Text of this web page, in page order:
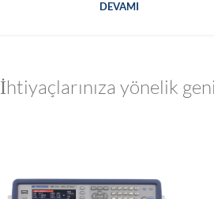
DEVAMI
İhtiyaçlarınıza yönelik